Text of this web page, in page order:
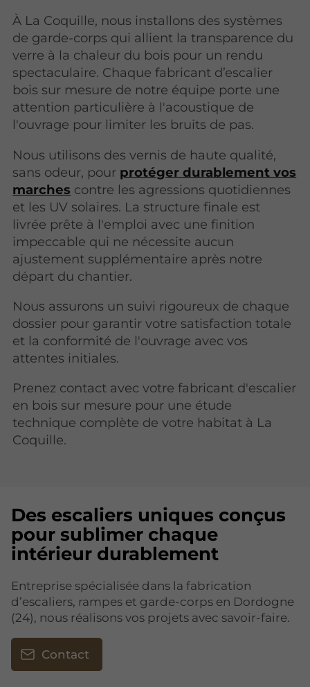
À La Coquille, nous installons des systèmes
de garde-corps qui allient la transparence du
verre à la chaleur du bois pour un rendu
spectaculaire. Chaque fabricant d’escalier
bois sur mesure de notre équipe porte une
attention particulière à l'acoustique de
l'ouvrage pour limiter les bruits de pas.
Nous utilisons des vernis de haute qualité,
sans odeur, pour protéger durablement vos
marches contre les agressions quotidiennes
et les UV solaires. La structure finale est
livrée prête à l'emploi avec une finition
impeccable qui ne nécessite aucun
ajustement supplémentaire après notre
départ du chantier.
Nous assurons un suivi rigoureux de chaque
dossier pour garantir votre satisfaction totale
et la conformité de l'ouvrage avec vos
attentes initiales.
Prenez contact avec votre fabricant d'escalier
en bois sur mesure pour une étude
technique complète de votre habitat à La
Coquille.
Des escaliers uniques conçus
pour sublimer chaque
intérieur durablement
Entreprise spécialisée dans la fabrication
d’escaliers, rampes et garde-corps en Dordogne
(24), nous réalisons vos projets avec savoir-faire.
Contact